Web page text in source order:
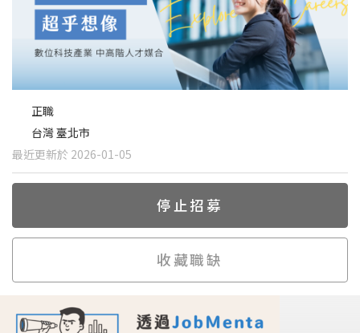
正職
台灣 臺北市
最近更新於 2026-01-05
停止招募
收藏職缺